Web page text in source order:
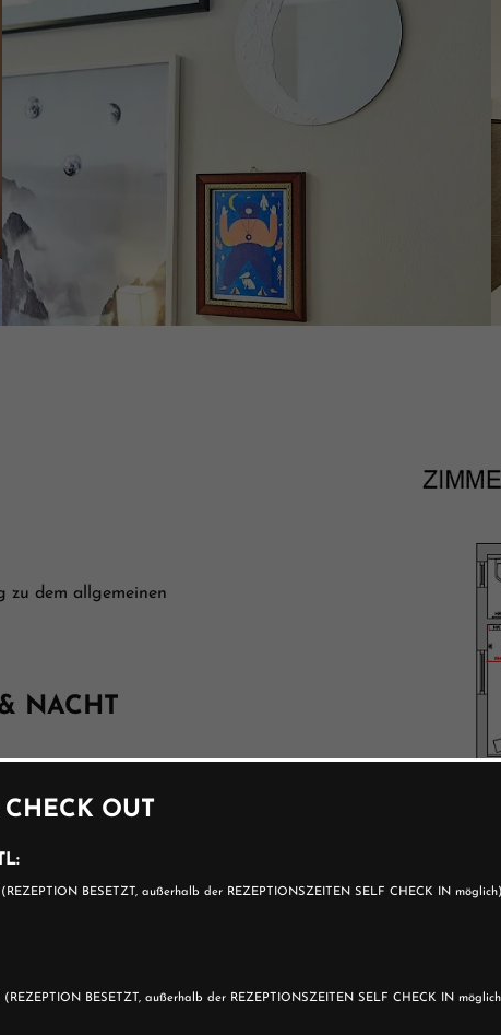
zu dem allgemeinen
NACHT
OUT
(REZEPTION BESETZT, außerhalb der REZEPTIONSZEITEN SELF CHECK IN möglich)
(REZEPTION BESETZT, außerhalb der REZEPTIONSZEITEN SELF CHECK IN